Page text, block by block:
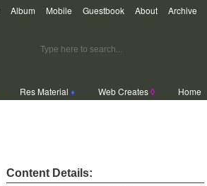
Album Mobile Guestbook About Archive
Res Material ♦ Web Creates◊ Home
Content Details: